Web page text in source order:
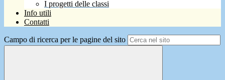
I progetti delle classi
Info utili
Contatti
Campo di ricerca per le pagine del sito